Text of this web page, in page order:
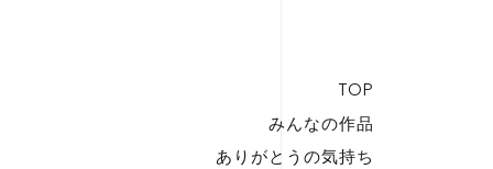
TOP
みんなの作品
ありがとうの気持ち